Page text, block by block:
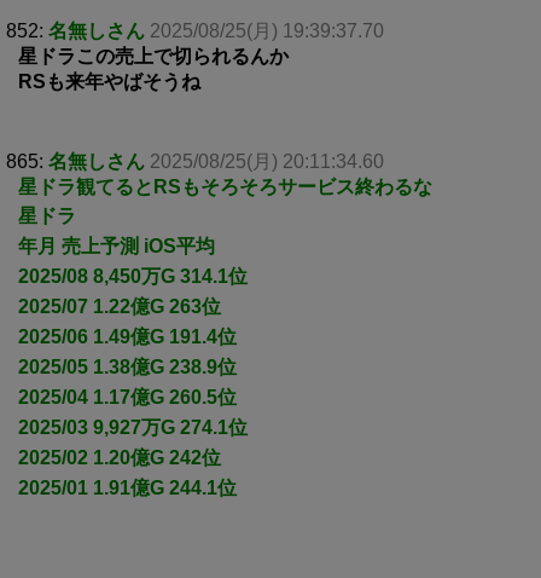
852: 名無しさん 2025/08/25(月) 19:39:37.70
星ドラこの売上で切られるんか
RSも来年やばそうね
865: 名無しさん 2025/08/25(月) 20:11:34.60
星ドラ観てるとRSもそろそろサービス終わるな
星ドラ
年月 売上予測 iOS平均
2025/08 8,450万G 314.1位
2025/07 1.22億G 263位
2025/06 1.49億G 191.4位
2025/05 1.38億G 238.9位
2025/04 1.17億G 260.5位
2025/03 9,927万G 274.1位
2025/02 1.20億G 242位
2025/01 1.91億G 244.1位